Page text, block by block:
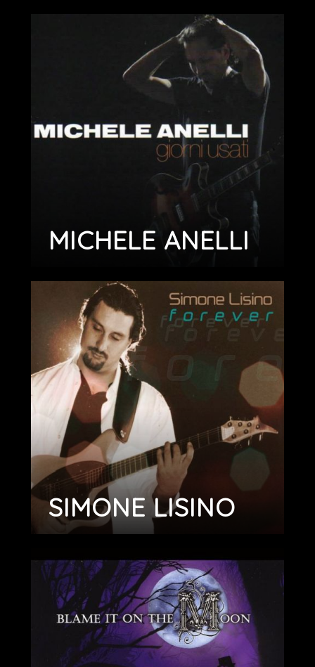
MICHELE ANELLI
SIMONE LISINO